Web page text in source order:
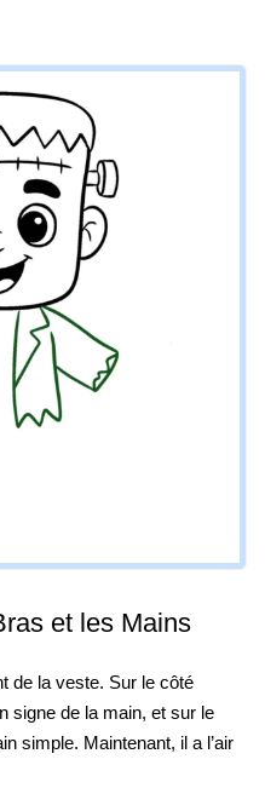
et les Mains
de la veste. Sur le côté
signe de la main, et sur le
simple. Maintenant, il a l’air